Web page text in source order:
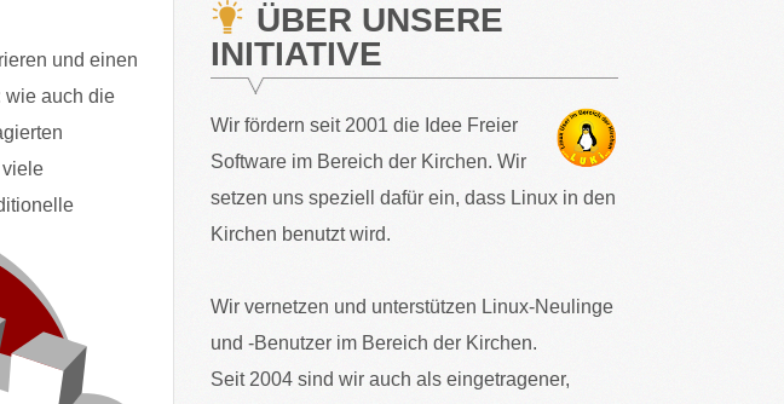
und einen
wie auch die
ÜBER UNSERE
INITIATIVE
Wir fördern seit 2001 die Idee Freier
Software im Bereich der Kirchen. Wir
setzen uns speziell dafür ein, dass Linux in den
Kirchen benutzt wird.
Wir vernetzen und unterstützen Linux-Neulinge
und -Benutzer im Bereich der Kirchen.
Seit 2004 sind wir auch als eingetragener,